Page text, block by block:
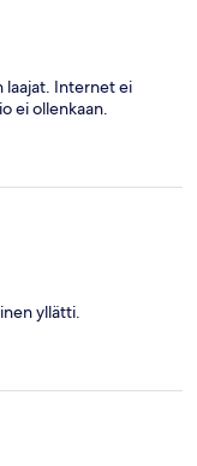
laajat. Internet ei
ei ollenkaan.
yllätti.